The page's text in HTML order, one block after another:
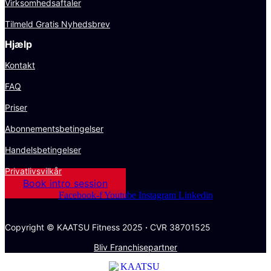
Virksomhedsaftaler
Tilmeld Gratis Nyhedsbrev
Hjælp
Kontakt
FAQ
Priser
Abonnementsbetingelser
Handelsbetingelser
Privatlivsvilkår
Book intro session
Facebook-f Youtube Instagram Linkedin
Copyright © KAATSU Fitness 2025 · CVR 38701525
Bliv Franchisepartner